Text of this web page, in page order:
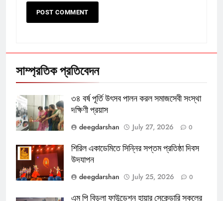
সাম্প্রতিক প্রতিবেদন
৩৪ বর্ষ পূর্তি উৎসব পালন করল সমাজসেবী সংস্থা
দক্ষিণী প্রয়াস
deegdarshan
July 27, 2026 0
শিরিল একাডেমিতে সিন্নির সপ্তম প্রতিষ্ঠা দিবস
উদযাপন
deegdarshan
July 25, 2026 0
এম পি বিড়লা ফাউন্ডেশন হায়ার সেকেন্ডারি স্কুলের